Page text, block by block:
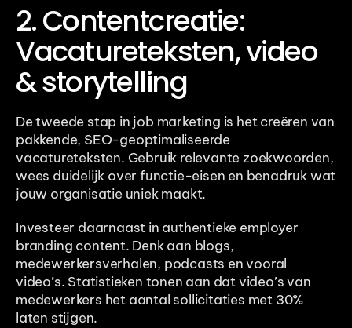
2. Contentcreatie:
Vacatureteksten, video
& storytelling
De tweede stap in job marketing is het creëren van
pakkende, SEO-geoptimaliseerde
vacatureteksten. Gebruik relevante zoekwoorden,
wees duidelijk over functie-eisen en benadruk wat
jouw organisatie uniek maakt.
Investeer daarnaast in authentieke employer
branding content. Denk aan blogs,
medewerkersverhalen, podcasts en vooral
video’s. Statistieken tonen aan dat video’s van
medewerkers het aantal sollicitaties met 30%
laten stijgen.